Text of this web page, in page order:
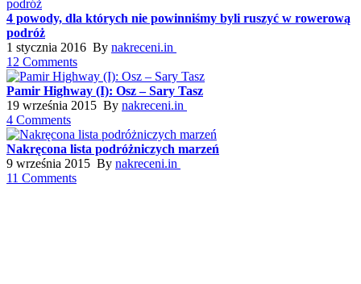
4 powody, dla których nie powinniśmy byli ruszyć w rowerową
podróż
1 stycznia 2016 By nakreceni.in
12 Comments
Pamir Highway (I): Osz – Sary Tasz
19 września 2015 By nakreceni.in
4 Comments
Nakręcona lista podróżniczych marzeń
9 września 2015 By nakreceni.in
11 Comments